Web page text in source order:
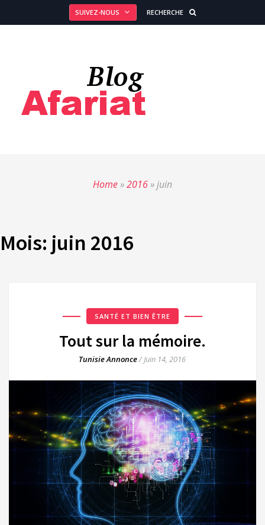
SUIVEZ-NOUS RECHERCHE
Home»2016»juin
Mois: juin 2016
SANTÉ ET BIEN ÊTRE
Tout sur la mémoire.
Tunisie Annonce/Juin 14, 2016